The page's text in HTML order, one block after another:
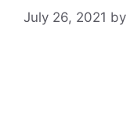
July 26, 2021 by